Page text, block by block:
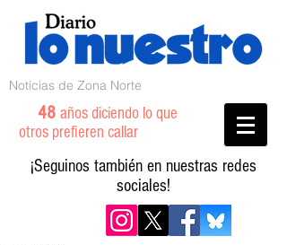
Noticias de Zona Norte
48 años diciendo lo que
otros prefieren callar
¡Seguinos también en nuestras redes
sociales!